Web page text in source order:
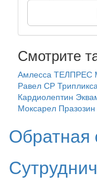
Смотрите
Амлесса ТЕЛПРЕС
Равел СР
Кардиолептин
Моксарел Празозин
Обратная